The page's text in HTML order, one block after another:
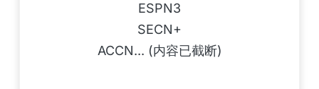
ESPN3
SECN+
ACCN... (内容已截断)